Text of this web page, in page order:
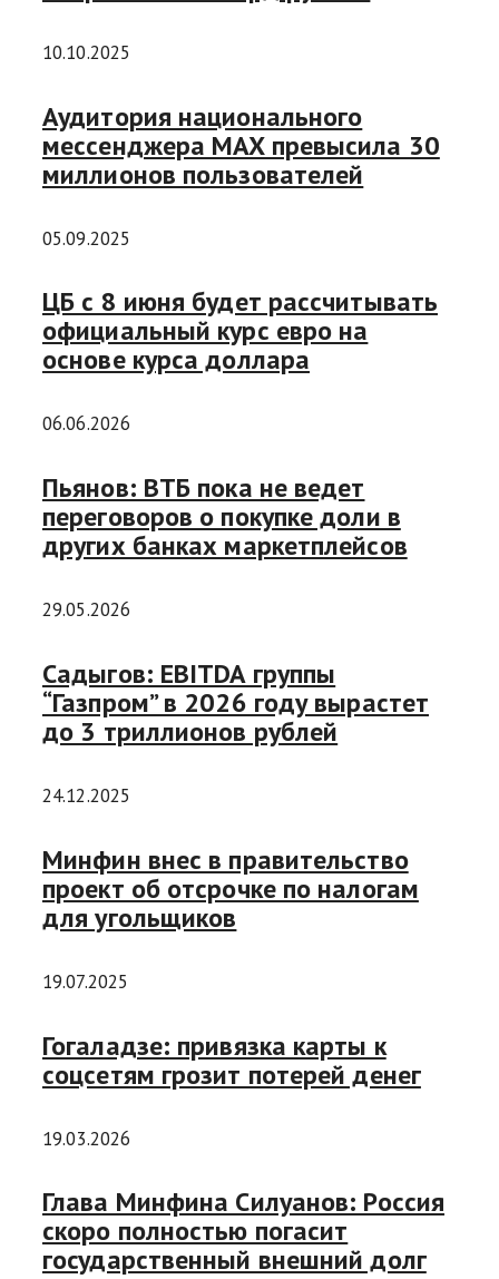
10.10.2025
Аудитория национального
мессенджера MAX превысила 30
миллионов пользователей
05.09.2025
ЦБ с 8 июня будет рассчитывать
официальный курс евро на
основе курса доллара
06.06.2026
Пьянов: ВТБ пока не ведет
переговоров о покупке доли в
других банках маркетплейсов
29.05.2026
Садыгов: EBITDA группы
“Газпром” в 2026 году вырастет
до 3 триллионов рублей
24.12.2025
Минфин внес в правительство
проект об отсрочке по налогам
для угольщиков
19.07.2025
Гогаладзе: привязка карты к
соцсетям грозит потерей денег
19.03.2026
Глава Минфина Силуанов: Россия
скоро полностью погасит
государственный внешний долг